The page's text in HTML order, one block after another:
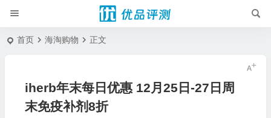
首页 海淘购物 正文
iherb年末每日优惠 12月25日-27日周
末免疫补剂8折